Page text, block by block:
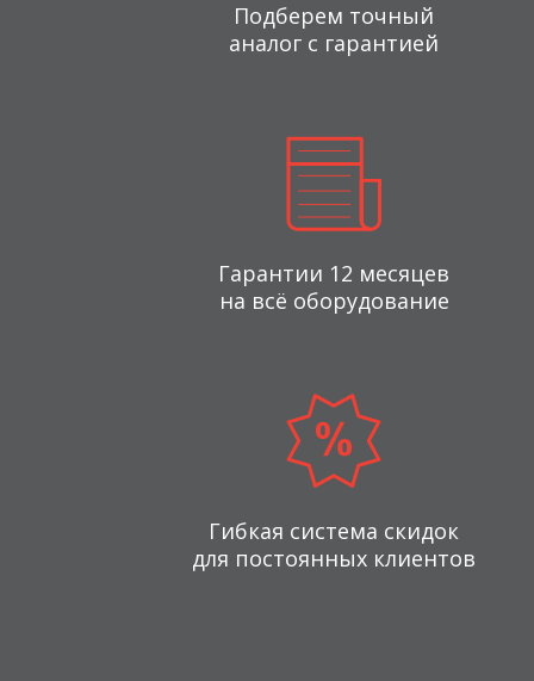
Подберем точный
аналог с гарантией
Гарантии 12 месяцев
на всё оборудование
Гибкая система скидок
для постоянных клиентов